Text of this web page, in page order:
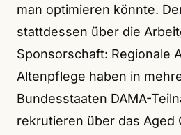
man optimieren könnte.
stattdessen über die
Sponsorschaft: Regionale
Altenpflege haben in
Bundesstaaten DAMA-
rekrutieren über das Aged